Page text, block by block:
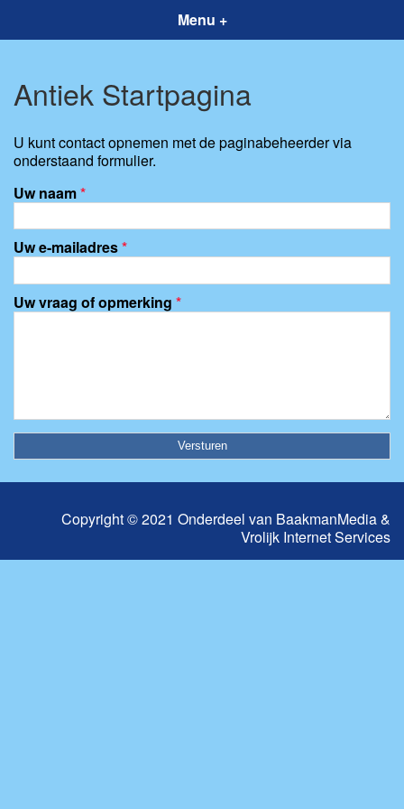
Menu +
Antiek Startpagina
U kunt contact opnemen met de paginabeheerder via
onderstaand formulier.
Uw naam*
Uw e-mailadres*
Uw vraag of opmerking *
Copyright © 2021 Onderdeel van BaakmanMedia&
Vrolijk Internet Services